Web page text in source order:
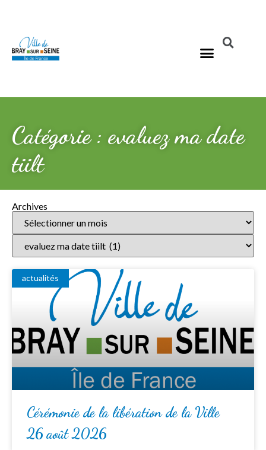
Catégorie : evaluez ma date
tiilt
Archives
actualités
Cérémonie de la libération de la Ville
26 août 2026